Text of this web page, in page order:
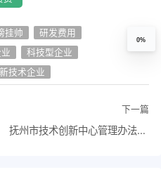
挂帅
研发费用
科技型企业
技术企业
下一篇
抚州市技术创新中心管理办法（试行）
0%